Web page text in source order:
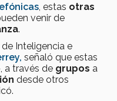
, estas otras
venir de
.
Inteligencia e
señaló que estas
a través de grupos a
desde otros